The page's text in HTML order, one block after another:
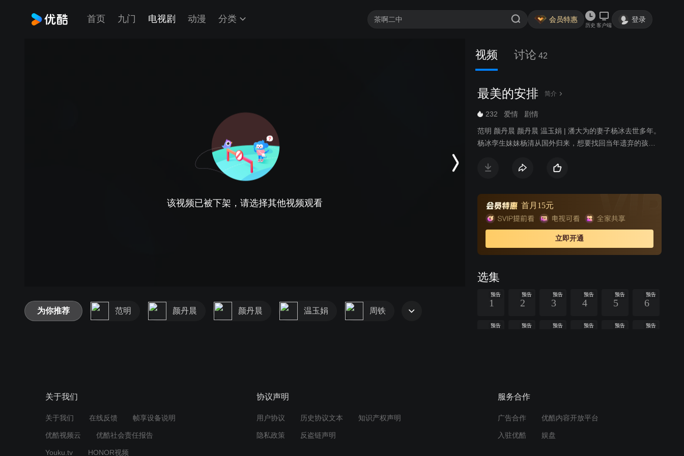
首页 九门 电视剧 动漫 分类 会员特惠
历史 客户端
登录
该视频已被下架，请选择其他视频观看
视频 讨论 42
最美的安排 简介
232 爱情 剧情
范明 颜丹晨 颜丹晨 温玉娟 | 潘大为的妻子杨冰去世多年。
杨冰孪生妹妹杨清从国外归来，想要找回当年遗弃的孩
清告诉孩子真相，杨清便以二姨的身份跟潘朵啦建立了深
跟潘大为结婚，遭到潘朵啦和家人反对。杨清失落，准备
离开。潘大为让女儿看了杨清为潘朵啦准备的一切，潘朵
啦体会到母爱，母女相认。岳母张翠兰记恨杨清当年抛家
弃子，不认杨清。潘大为让杨清装扮成杨冰的模样，向张
翠兰认错悔过，张翠兰原谅杨清。杨清对潘大为好感倍
杨清和潘朵啦，杨清摇摆不定，潘大为揭穿温一虎的阴
首月15元
立即开通
选集
预告
1
预告
2
预告
3
预告
4
预告
5
预告
6
预告 预告 预告 预告 预告 预告
周边视频
为你推荐 范明 颜丹晨 颜丹晨 温玉娟 周铁
关于我们
关于我们 在线反馈 帧享设备说明
优酷视频云 优酷社会责任报告
Youku.tv HONOR视频
协议声明
用户协议 历史协议文本 知识产权声明
隐私政策 反盗链声明
服务合作
广告合作 优酷内容开放平台
入驻优酷 娱盘